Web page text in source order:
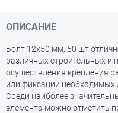
ОПИСАНИЕ
Болт 12х50 мм, 50 шт
различных строительных
осуществления крепления
или фиксации необходимых
Среди наиболее
элемента можно отметить